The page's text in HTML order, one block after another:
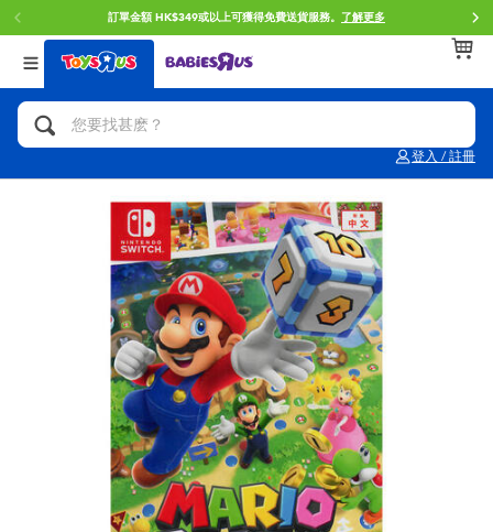
訂單金額 HK$349或以上可獲得免費送貨服務。 了解更多
登入 / 註冊
返回
分類目錄
人氣英雄,角色扮演,射擊玩具
拼砌組合及樂高LEGO
玩具車,貨車,火車及遙控系列
手工藝,文具,蠟筆,泥膠,畫板
娃娃, 芭比,收藏公仔
電子玩具
返回
品牌
Brunch Brother 早午餐兄弟
Spider-Man蜘蛛俠
Mini Brands
Play-Doh培樂多
Pokemon寶可夢
playpop
返回
年齢
0~2歳
5~7歳
8~11歳
12~14歳
14歳以上